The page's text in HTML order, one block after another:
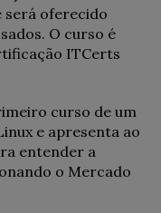
será oferecido
O curso é
ITCerts
curso de um
e apresenta ao
entender a
o Mercado